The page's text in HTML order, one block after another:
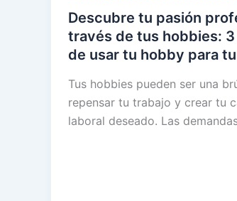
Descubre tu pasión
través de tus hobbies:
de usar tu hobby para
Tus hobbies pueden ser una
repensar tu trabajo y crear tu
laboral deseado. Las